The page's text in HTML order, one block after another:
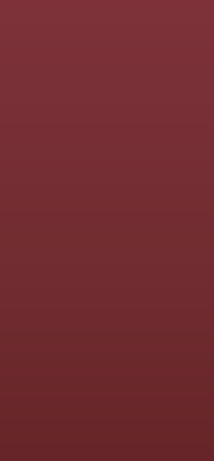
Hinterradgepäckträger als
kg erreichen und das Rad
Wichtig auch: Robuste
damit eine gute, sichere
und Fahrstabilität sind die
eine Bedingung, so dass
Radstand. Das schafft Platz
Auch das All Terrain Bike
Gepäckeinsatz. Das ATB
Asphalt. Häufig haben
belastbar wie ein
oder Trekkingrädern